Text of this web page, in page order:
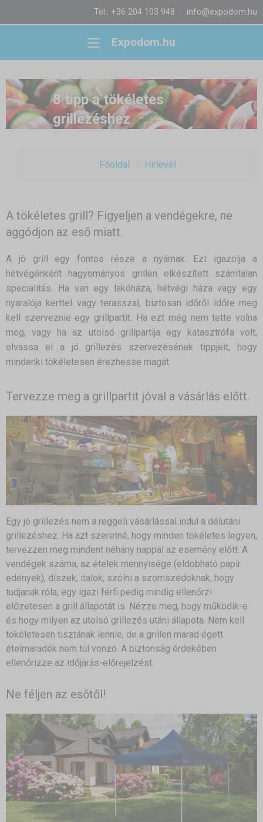
Tel.: +36 204 103 948 info@expodom.hu
Expodom.hu
8 tipp a tökéletes
grillezéshez
Főoldal Hírlevél
A tökéletes grill? Figyeljen a vendégekre, ne
aggódjon az eső miatt.
A jó grill egy fontos része a nyárnak. Ezt igazolja a
hétvégénként hagyományos grillen elkészített számtalan
specialitás. Ha van egy lakóháza, hétvégi háza vagy egy
nyaralója kerttel vagy terasszal, biztosan időről időre meg
kell szerveznie egy grillpartit. Ha ezt még nem tette volna
meg, vagy ha az utolsó grillpartija egy katasztrófa volt,
olvassa el a jó grillezés szervezésének tippjeit, hogy
mindenki tökéletesen érezhesse magát.
Tervezze meg a grillpartit jóval a vásárlás előtt.
Egy jó grillezés nem a reggeli vásárlással indul a délutáni
grillezéshez. Ha azt szeretné, hogy minden tökéletes legyen,
tervezzen meg mindent néhány nappal az esemény előtt. A
vendégek száma, az ételek mennyisége (eldobható papír
edények), díszek, italok, szólni a szomszédoknak, hogy
tudjanak róla, egy igazi férfi pedig mindig ellenőrzi
előzetesen a grill állapotát is. Nézze meg, hogy működik-e
és hogy milyen az utolsó grillezés utáni állapota. Nem kell
tökéletesen tisztának lennie, de a grillen marad égett
ételmaradék nem túl vonzó. A biztonság érdekében
ellenőrizze az időjárás-előrejelzést.
Ne féljen az esőtől!